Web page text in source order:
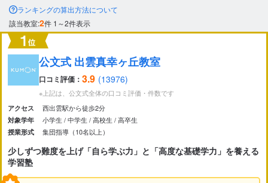
市区町村
駅・路線から探す
ランキングの算出方法について
該当教室:2件 1～2件表示
公文式 出雲真幸ヶ丘教室
口コミ評価： 3.9 (13976)
※上記は、公文式全体の口コミ評価・件数です
アクセス 西出雲駅から徒歩2分
対象学年 小学生 中学生 高校生 高卒生
授業形式 集団指導（10名以上）
少しずつ難度を上げ「自ら学ぶ力」と「高度な基礎学力」を養える
学習塾